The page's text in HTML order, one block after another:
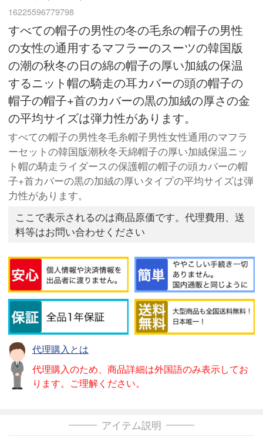
16225596779798
すべての帽子の男性の冬の毛糸の帽子の男性
の女性の通用するマフラーのスーツの韓国版
の潮の秋冬の日の綿の帽子の厚い加絨の保温
するニット帽の騎走の耳カバーの頭の帽子の
帽子の帽子+首のカバーの黒の加絨の厚さの金
の平均サイズは弾力性があります。
すべての帽子の男性冬毛糸帽子男性女性通用のマフラ
ーセットの韓国版潮秋冬天綿帽子の厚い加絨保温ニッ
ト帽の騎走ライダースの保護帽の帽子の頭カバーの帽
子+首カバーの黒の加絨の厚いタイプの平均サイズは弾
力性があります。
ここで表示されるのは商品原価です。代理費用、送
料等はお問い合わせください
代理購入とは
代理購入のため、商品詳細は外国語のみ表示してお
ります。ご理解ください。
アイテム説明